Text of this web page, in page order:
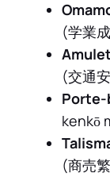
(学業
(交通
Porte-
kenkō
(商売